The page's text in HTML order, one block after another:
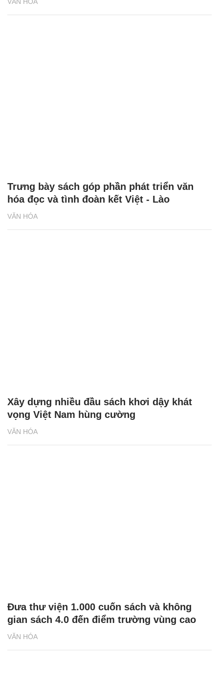
VĂN HÓA
Trưng bày sách góp phần phát triển văn
hóa đọc và tình đoàn kết Việt - Lào
VĂN HÓA
Xây dựng nhiều đầu sách khơi dậy khát
vọng Việt Nam hùng cường
VĂN HÓA
Đưa thư viện 1.000 cuốn sách và không
gian sách 4.0 đến điểm trường vùng cao